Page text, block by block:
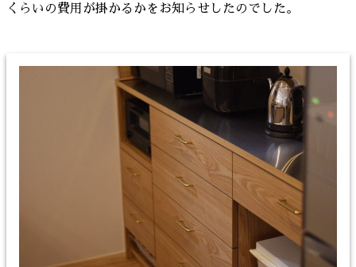
くらいの費用が掛かるかをお知らせしたのでした。